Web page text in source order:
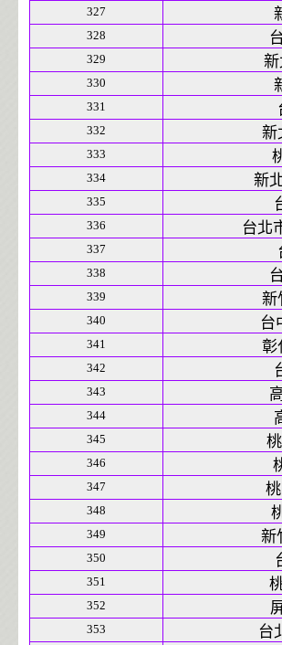
327
328
329
330
331
332 新
333
334 新
335
336 台北
337
338
339 新
340 台
341 彰
342
343
344
345
346
347
348
349 新
350
351
352
353 台